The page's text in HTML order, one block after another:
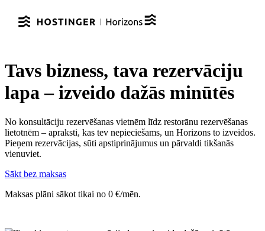
Tavs bizness, tava rezervāciju
lapa – izveido dažās minūtēs
No konsultāciju rezervēšanas vietnēm līdz restorānu rezervēšanas
lietotnēm – apraksti, kas tev nepieciešams, un Horizons to izveidos.
Pieņem rezervācijas, sūti apstiprinājumus un pārvaldi tikšanās
vienuviet.
Sākt bez maksas
Maksas plāni sākot tikai no 0 €/mēn.